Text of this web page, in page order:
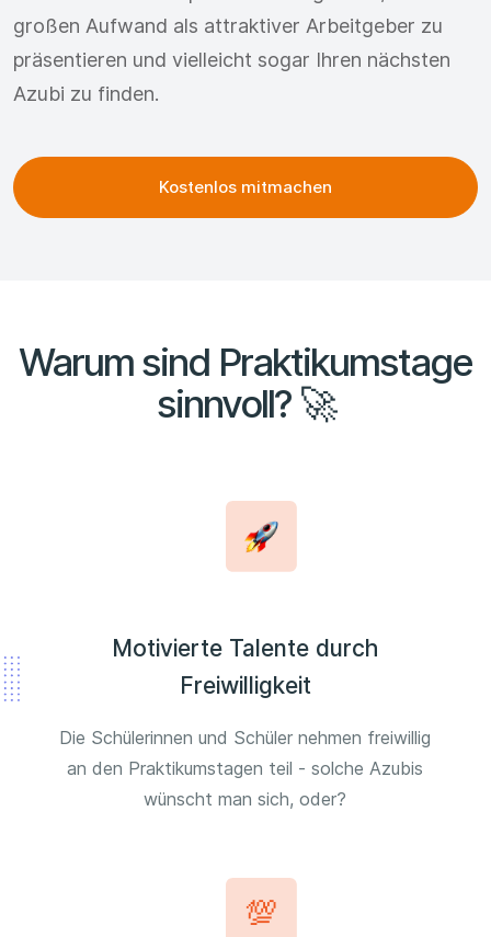
großen Aufwand als attraktiver Arbeitgeber zu
präsentieren und vielleicht sogar Ihren nächsten
Azubi zu finden.
Kostenlos mitmachen
Warum sind Praktikumstage
sinnvoll? 🚀
Motivierte Talente durch
Freiwilligkeit
Die Schülerinnen und Schüler nehmen freiwillig
an den Praktikumstagen teil - solche Azubis
wünscht man sich, oder?